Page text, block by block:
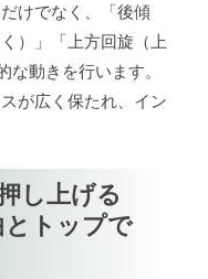
けでなく、「後傾
）」「上方回旋（上
動きを行います。
が広く保たれ、イン
し上げる
とトップで